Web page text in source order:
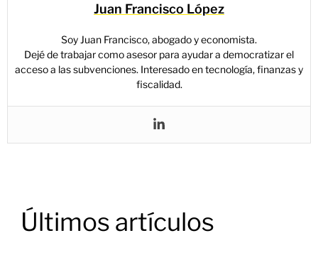
Juan Francisco López
Soy Juan Francisco, abogado y economista.
Dejé de trabajar como asesor para ayudar a democratizar el
acceso a las subvenciones. Interesado en tecnología, finanzas y
fiscalidad.
Últimos artículos